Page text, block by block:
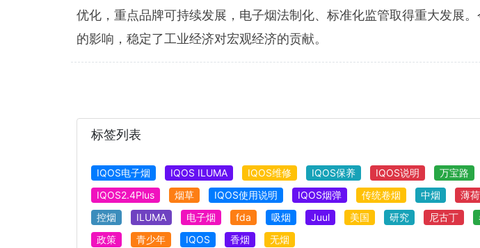
优化，重点品牌可持续发展，电子烟法制化、标准化监管取得重大发展
的影响，稳定了工业经济对宏观经济的贡献。
标签列表
IQOS电子烟 IQOS ILUMA IQOS维修 IQOS保养 IQOS说明 万宝路
IQOS2.4Plus
烟草 IQOS使用说明 IQOS烟弹 传统卷烟 中烟 薄
控烟
ILUMA 电子烟 fda 吸烟 Juul 美国 研究 尼古丁
政策
青少年 IQOS 香烟 无烟